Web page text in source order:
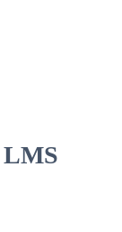
LMS